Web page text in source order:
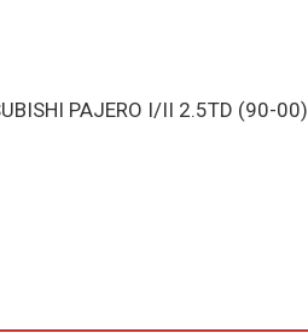
PAJERO I/II 2.5TD (90-00)